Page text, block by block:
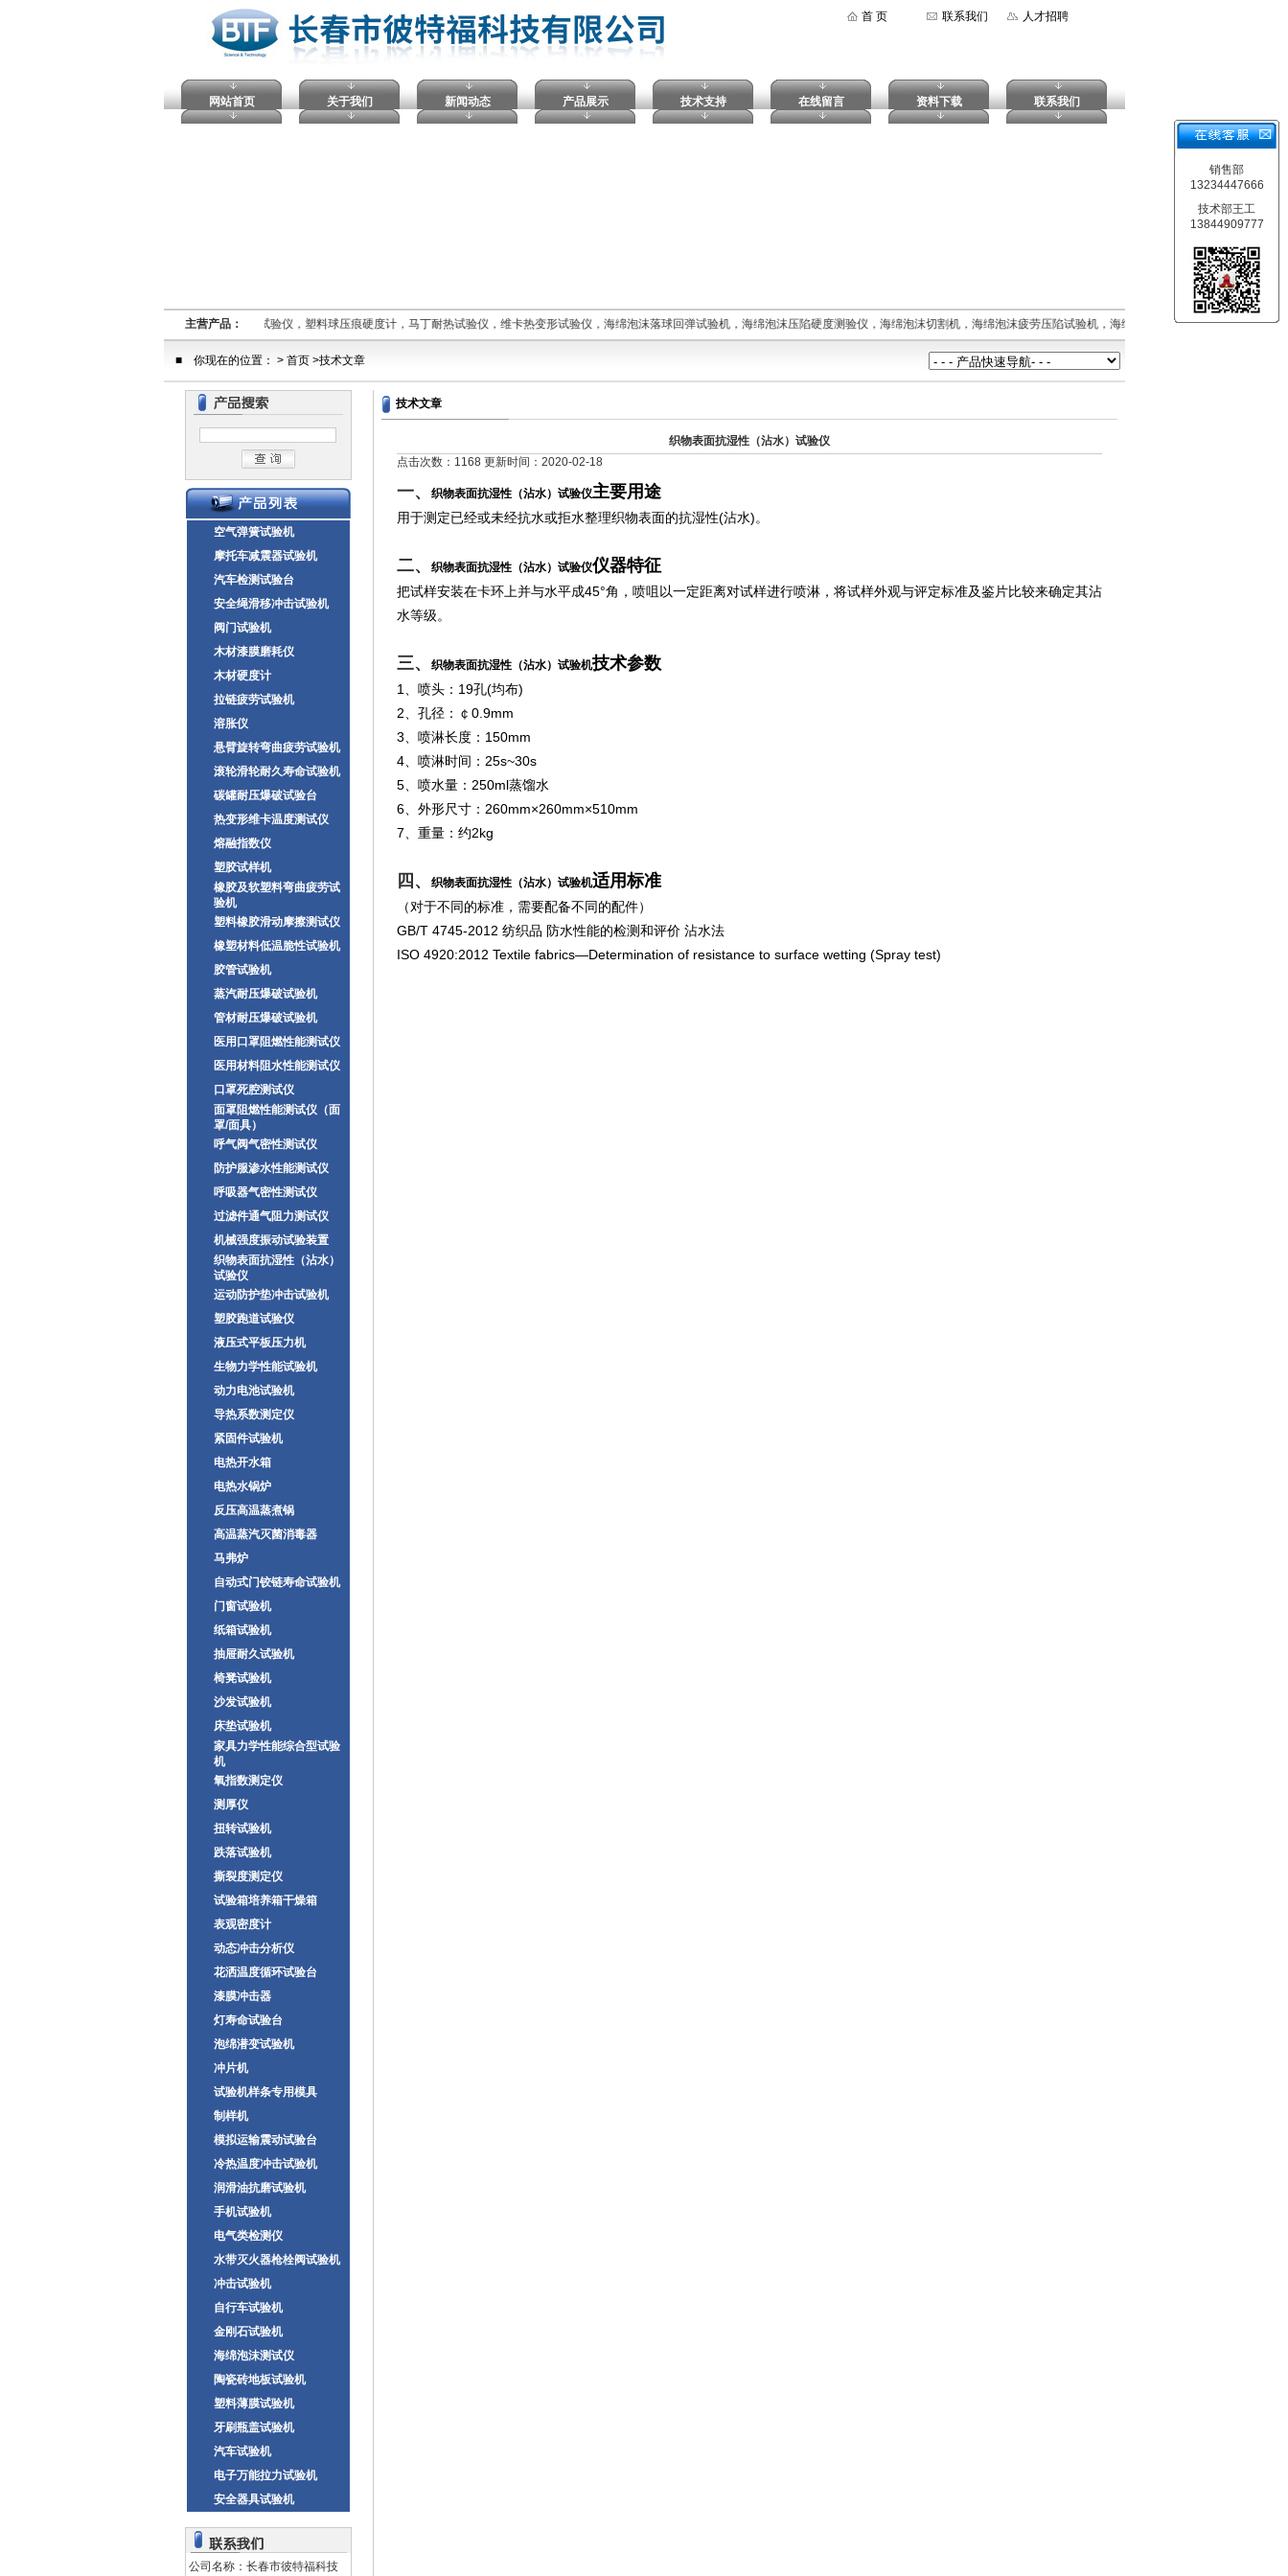
首 页 联系我们 人才招聘
网站首页 关于我们 新闻动态 产品展示 技术支持 在线留言 资料下载 联系我们
主营产品：
熔融指数仪,电压击穿试验仪，塑料球压痕硬度计，马丁耐热试验仪，维卡热变形试验仪，海绵泡沫落球回弹试验机，海绵泡沫压陷硬度测验仪，海绵泡沫切割机，海绵泡沫疲劳压陷试验机，海绵泡沫拉伸强度试验机，摆
销售部
13234447666
技术部王工
13844909777
■ 你现在的位置： > 首页 >技术文章
空气弹簧试验机
摩托车减震器试验机
汽车检测试验台
安全绳滑移冲击试验机
阀门试验机
木材漆膜磨耗仪
木材硬度计
拉链疲劳试验机
溶胀仪
悬臂旋转弯曲疲劳试验机
滚轮滑轮耐久寿命试验机
碳罐耐压爆破试验台
热变形维卡温度测试仪
熔融指数仪
塑胶试样机
橡胶及软塑料弯曲疲劳试
验机
塑料橡胶滑动摩擦测试仪
橡塑材料低温脆性试验机
胶管试验机
蒸汽耐压爆破试验机
管材耐压爆破试验机
医用口罩阻燃性能测试仪
医用材料阻水性能测试仪
口罩死腔测试仪
面罩阻燃性能测试仪（面
罩/面具）
呼气阀气密性测试仪
防护服渗水性能测试仪
呼吸器气密性测试仪
过滤件通气阻力测试仪
机械强度振动试验装置
织物表面抗湿性（沾水）
试验仪
运动防护垫冲击试验机
塑胶跑道试验仪
液压式平板压力机
生物力学性能试验机
动力电池试验机
导热系数测定仪
紧固件试验机
电热开水箱
电热水锅炉
反压高温蒸煮锅
高温蒸汽灭菌消毒器
马弗炉
自动式门铰链寿命试验机
门窗试验机
纸箱试验机
抽屉耐久试验机
椅凳试验机
沙发试验机
床垫试验机
家具力学性能综合型试验
机
氧指数测定仪
测厚仪
扭转试验机
跌落试验机
撕裂度测定仪
试验箱培养箱干燥箱
表观密度计
动态冲击分析仪
花洒温度循环试验台
漆膜冲击器
灯寿命试验台
泡绵潜变试验机
冲片机
试验机样条专用模具
制样机
模拟运输震动试验台
冷热温度冲击试验机
润滑油抗磨试验机
手机试验机
电气类检测仪
水带灭火器枪栓阀试验机
冲击试验机
自行车试验机
金刚石试验机
海绵泡沫测试仪
陶瓷砖地板试验机
塑料薄膜试验机
牙刷瓶盖试验机
汽车试验机
电子万能拉力试验机
安全器具试验机
公司名称：长春市彼特福科技
技术文章
织物表面抗湿性（沾水）试验仪
点击次数：1168 更新时间：2020-02-18
一、 织物表面抗湿性（沾水）试验仪主要用途
用于测定已经或未经抗水或拒水整理织物表面的抗湿性(沾水)。
二、 织物表面抗湿性（沾水）试验仪仪器特征
把试样安装在卡环上并与水平成45°角，喷咀以一定距离对试样进行喷淋，将试样外观与评定标准及鉴片比较来确定其沾
水等级。
三、 织物表面抗湿性（沾水）试验机技术参数
1、喷头：19孔(均布)
2、孔径：￠0.9mm
3、喷淋长度：150mm
4、喷淋时间：25s~30s
5、喷水量：250ml蒸馏水
6、外形尺寸：260mm×260mm×510mm
7、重量：约2kg
四、 织物表面抗湿性（沾水）试验机适用标准
（对于不同的标准，需要配备不同的配件）
GB/T 4745-2012 纺织品 防水性能的检测和评价 沾水法
ISO 4920:2012 Textile fabrics—Determination of resistance to surface wetting (Spray test)